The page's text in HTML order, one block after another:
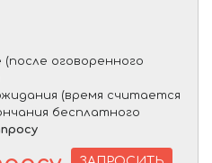
оговоренного
(время считается
бесплатного